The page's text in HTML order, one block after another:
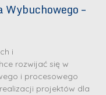
–
i
rozwijać się w
i procesowego
projektów dla